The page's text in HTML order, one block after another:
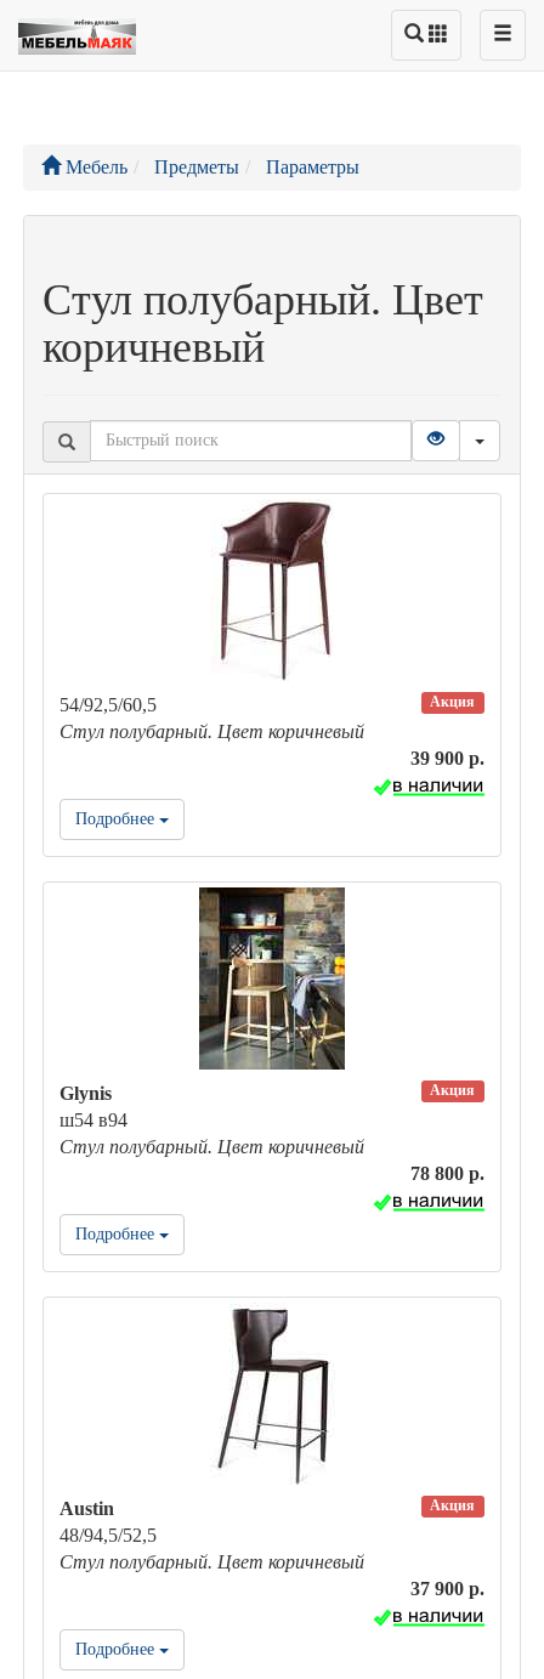
Мебель Предметы Параметры
Стул полубарный. Цвет
коричневый
Акция
54/92,5/60,5
Стул полубарный. Цвет коричневый
39 900 р.
Подробнее
Акция
Glynis
ш54 в94
Стул полубарный. Цвет коричневый
78 800 р.
Подробнее
Акция
Austin
48/94,5/52,5
Стул полубарный. Цвет коричневый
37 900 р.
Подробнее